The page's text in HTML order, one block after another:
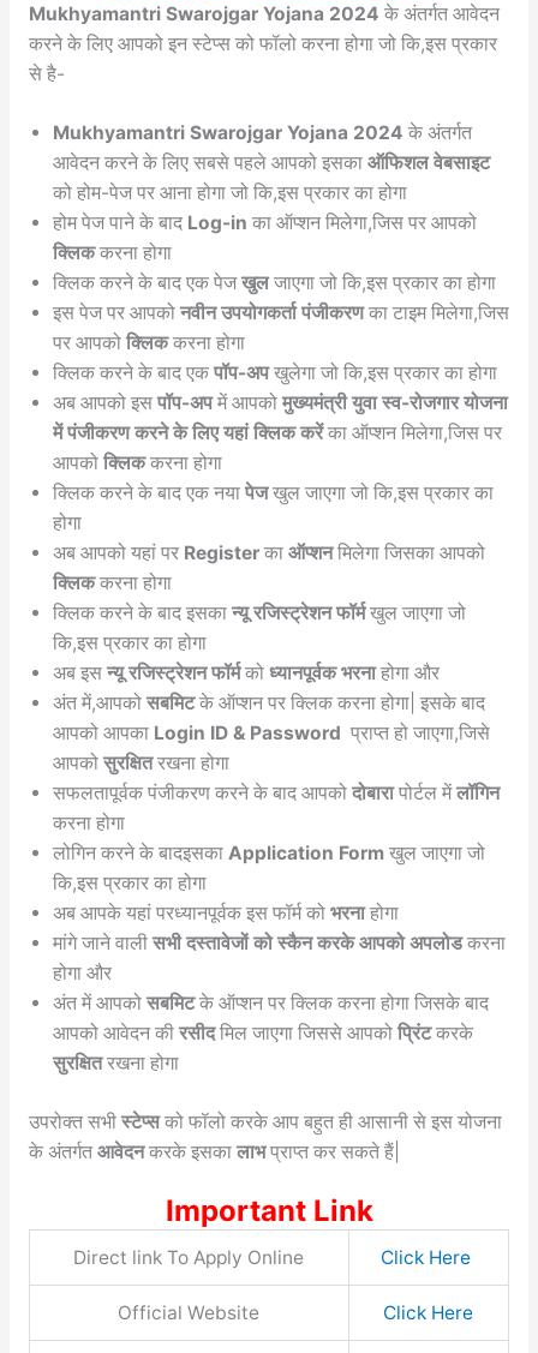
Mukhyamantri Swarojgar Yojana 2024 के अंतर्गत आवेदन
करने के लिए आपको इन स्टेप्स को फॉलो करना होगा जो कि,इस प्रकार
से है-
Mukhyamantri Swarojgar Yojana 2024 के अंतर्गत
आवेदन करने के लिए सबसे पहले आपको इसका ऑफिशल वेबसाइट
को होम-पेज पर आना होगा जो कि,इस प्रकार का होगा
होम पेज पाने के बाद Log-in का ऑप्शन मिलेगा,जिस पर आपको
क्लिककरना होगा
क्लिक करने के बाद एक पेजखुलजाएगा जो कि,इस प्रकार का होगा
इस पेज पर आपको नवीन उपयोगकर्ता पंजीकरणका टाइम मिलेगा,जिस
पर आपको क्लिककरना होगा
क्लिक करने के बाद एक पॉप-अपखुलेगा जो कि,इस प्रकार का होगा
अब आपको इस पॉप-अपमें आपको मुख्यमंत्री युवा स्व-रोजगार योजना
में पंजीकरण करने के लिए यहां क्लिक करेंका ऑप्शन मिलेगा,जिस पर
आपको क्लिककरना होगा
क्लिक करने के बाद एक नया पेजखुल जाएगा जो कि,इस प्रकार का
होगा
अब आपको यहां पर Register का ऑप्शनमिलेगा जिसका आपको
क्लिककरना होगा
क्लिक करने के बाद इसका न्यू रजिस्ट्रेशन फॉर्मखुल जाएगा जो
कि,इस प्रकार का होगा
अब इस न्यू रजिस्ट्रेशन फॉर्मको ध्यानपूर्वक भरनाहोगा और
अंत में,आपको सबमिटके ऑप्शन पर क्लिक करना होगा| इसके बाद
आपको आपका Login ID & Password प्राप्त हो जाएगा,जिसे
आपको सुरक्षितरखना होगा
सफलतापूर्वक पंजीकरण करने के बाद आपको दोबारापोर्टल मेंलॉगिन
करना होगा
लोगिन करने के बादइसका Application Formखुल जाएगा जो
कि,इस प्रकार का होगा
अब आपके यहां परध्यानपूर्वक इस फॉर्म को भरनाहोगा
मांगे जाने वाली सभी दस्तावेजों को स्कैन करके आपको अपलोडकरना
होगा और
अंत में आपको सबमिटके ऑप्शन पर क्लिक करना होगा जिसके बाद
आपको आवेदन की रसीदमिल जाएगा जिससे आपको प्रिंटकरके
सुरक्षितरखना होगा
उपरोक्त सभी स्टेप्सको फॉलो करके आप बहुत ही आसानी से इस योजना
के अंतर्गत आवेदनकरके इसका लाभप्राप्त कर सकते हैं|
Important Link
Direct link To Apply Online Click Here
Official Website Click Here